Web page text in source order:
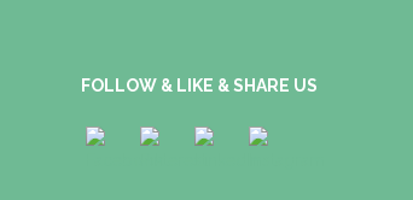
FOLLOW & LIKE & SHARE US